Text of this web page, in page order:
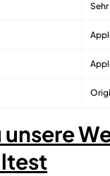
unsere